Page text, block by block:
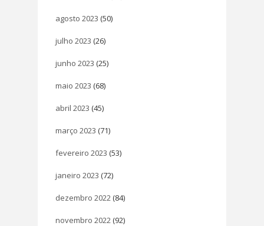
agosto 2023 (50)
julho 2023 (26)
junho 2023 (25)
maio 2023 (68)
abril 2023 (45)
março 2023 (71)
fevereiro 2023 (53)
janeiro 2023 (72)
dezembro 2022 (84)
novembro 2022 (92)